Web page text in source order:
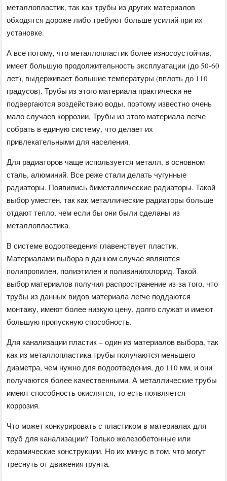
металлопластик, так как трубы из других материалов
обходятся дороже либо требуют больше усилий при их
установке.
А все потому, что металлопластик более износоустойчив,
имеет большую продолжительность эксплуатации (до 50-60
лет), выдерживает большие температуры (вплоть до 110
градусов). Трубы из этого материала практически не
подвергаются воздействию воды, поэтому известно очень
мало случаев коррозии. Трубы из этого материала легче
собрать в единую систему, что делает их
привлекательными для населения.
Для радиаторов чаще используется металл, в основном
сталь, алюминий. Все реже стали делать чугунные
радиаторы. Появились биметаллические радиаторы. Такой
выбор уместен, так как металлические радиаторы больше
отдают тепло, чем если бы они были сделаны из
металлопластика.
В системе водоотведения главенствует пластик.
Материалами выбора в данном случае являются
полипропилен, полиэтилен и поливинилхлорид. Такой
выбор материалов получил распространение из-за того, что
трубы из данных видов материала легче поддаются
монтажу, имеют более низкую цену, долго служат и имеют
большую пропускную способность.
Для канализации пластик – один из материалов выбора, так
как из металлопластика трубы получаются меньшего
диаметра, чем нужно для водоотведения, до 110 мм, и они
получаются более качественными. А металлические трубы
имеют способность окислятся, то есть появляется
коррозия.
Что может конкурировать с пластиком в материалах для
труб для канализации? Только железобетонные или
керамические конструкции. Но их минус в том, что могут
треснуть от движения грунта.